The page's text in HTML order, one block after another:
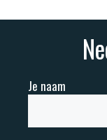
Je naam